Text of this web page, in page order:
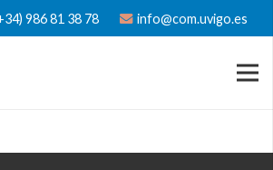
986 81 38 78 info@com.uvigo.es